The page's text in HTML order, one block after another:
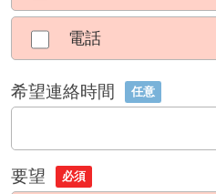
電話
希望連絡時間 任意
要望 必須